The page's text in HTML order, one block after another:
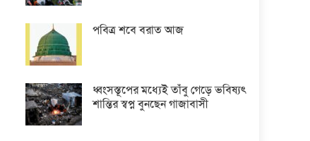
পবিত্র শবে বরাত আজ
ধ্বংসস্তূপের মধ্যেই তাঁবু গেড়ে ভবিষ্যৎ
শান্তির স্বপ্ন বুনছেন গাজাবাসী